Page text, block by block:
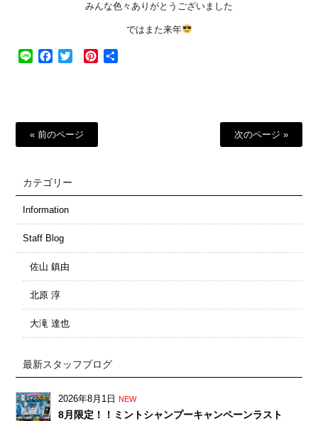
みんな色々ありがとうございました
ではまた来年
Line Facebook
Twitter Pinterest
« 前のページ 次のページ »
カテゴリー
Information
Staff Blog
佐山 鎮由
北原 淳
大滝 達也
最新スタッフブログ
2026年8月1日 NEW
8月限定！！ミントシャンプーキャンペーンラスト